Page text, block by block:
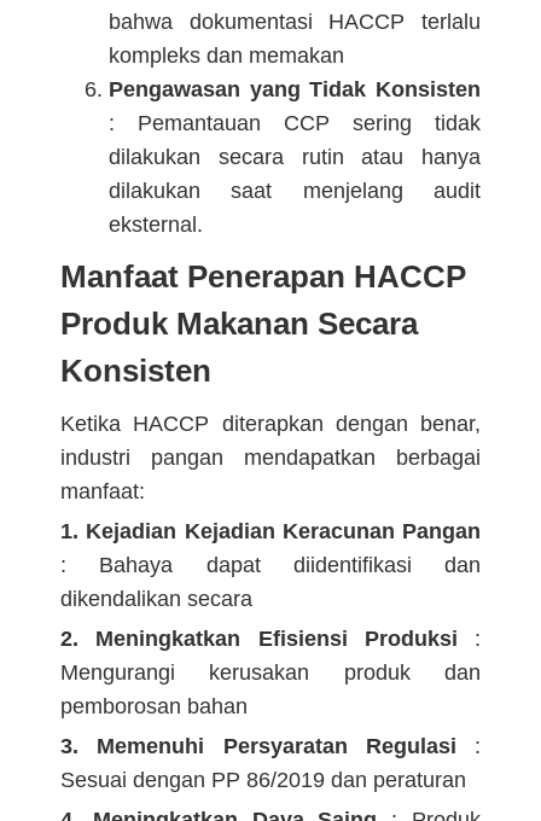
bahwa dokumentasi HACCP terlalu
kompleks dan memakan
Pengawasan yang Tidak Konsisten
: Pemantauan CCP sering tidak
dilakukan secara rutin atau hanya
dilakukan saat menjelang audit
eksternal.
Manfaat Penerapan HACCP
Produk Makanan Secara
Konsisten
Ketika HACCP diterapkan dengan benar,
industri pangan mendapatkan berbagai
manfaat:
1. Kejadian Kejadian Keracunan Pangan
: Bahaya dapat diidentifikasi dan
dikendalikan secara
2. Meningkatkan Efisiensi Produksi :
Mengurangi kerusakan produk dan
pemborosan bahan
3. Memenuhi Persyaratan Regulasi :
Sesuai dengan PP 86/2019 dan peraturan